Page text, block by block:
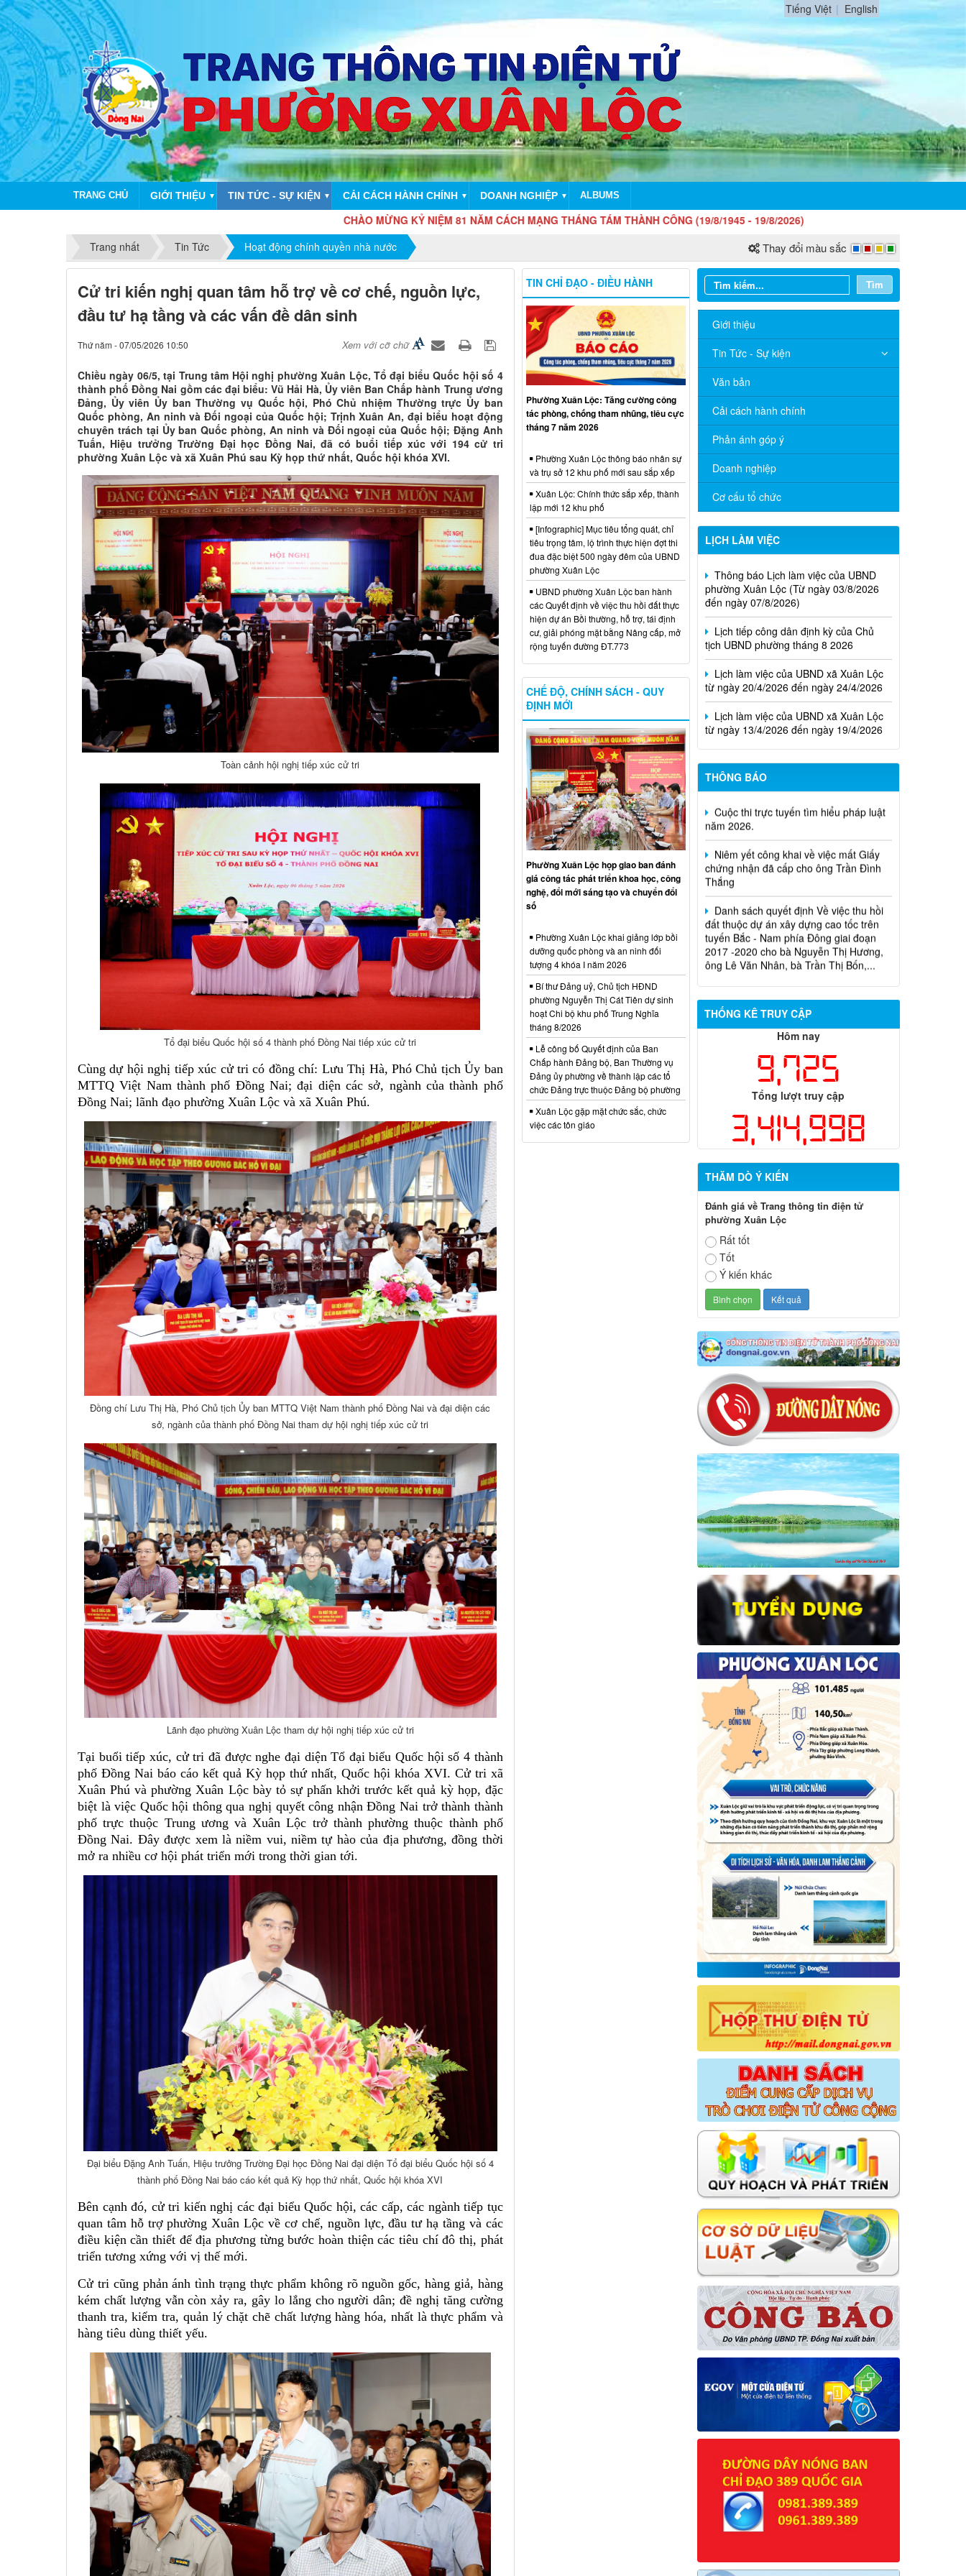
Tiếng Việt English
TRANG CHỦ GIỚI THIỆU ▼ TIN TỨC - SỰ KIỆN ▼ CẢI CÁCH HÀNH CHÍNH ▼ DOANH NGHIỆP ▼ ALBUMS
CHÀO MỪNG KỶ NIỆM 81 NĂM CÁCH MẠNG THÁNG TÁM THÀNH CÔNG (19/8/1945 - 19/8/2026)
Trang nhất
Tin Tức Hoạt động chính quyền nhà nước Thay đổi màu sắc
Cử tri kiến nghị quan tâm hỗ trợ về cơ chế, nguồn lực,
đầu tư hạ tầng và các vấn đề dân sinh
Thứ năm - 07/05/2026 10:50 Xem với cỡ chữ
Chiều ngày 06/5, tại Trung tâm Hội nghị phường Xuân Lộc, Tổ đại biểu Quốc hội số 4
thành phố Đồng Nai gồm các đại biểu: Vũ Hải Hà, Ủy viên Ban Chấp hành Trung ương
Đảng, Ủy viên Ủy ban Thường vụ Quốc hội, Phó Chủ nhiệm Thường trực Ủy ban
Quốc phòng, An ninh và Đối ngoại của Quốc hội; Trịnh Xuân An, đại biểu hoạt động
chuyên trách tại Ủy ban Quốc phòng, An ninh và Đối ngoại của Quốc hội; Đặng Anh
Tuấn, Hiệu trưởng Trường Đại học Đồng Nai, đã có buổi tiếp xúc với 194 cử tri
phường Xuân Lộc và xã Xuân Phú sau Kỳ họp thứ nhất, Quốc hội khóa XVI.
Toàn cảnh hội nghị tiếp xúc cử tri
Tổ đại biểu Quốc hội số 4 thành phố Đồng Nai tiếp xúc cử tri
Cùng dự hội nghị tiếp xúc cử tri có đồng chí: Lưu Thị Hà, Phó Chủ tịch Ủy ban
MTTQ Việt Nam thành phố Đồng Nai; đại diện các sở, ngành của thành phố
Đồng Nai; lãnh đạo phường Xuân Lộc và xã Xuân Phú.
Đồng chí Lưu Thị Hà, Phó Chủ tịch Ủy ban MTTQ Việt Nam thành phố Đồng Nai và đại diện các
sở, ngành của thành phố Đồng Nai tham dự hội nghị tiếp xúc cử tri
Lãnh đạo phường Xuân Lộc tham dự hội nghị tiếp xúc cử tri
Tại buổi tiếp xúc, cử tri đã được nghe đại diện Tổ đại biểu Quốc hội số 4 thành
phố Đồng Nai báo cáo kết quả Kỳ họp thứ nhất, Quốc hội khóa XVI. Cử tri xã
Xuân Phú và phường Xuân Lộc bày tỏ sự phấn khởi trước kết quả kỳ họp, đặc
biệt là việc Quốc hội thông qua nghị quyết công nhận Đồng Nai trở thành thành
phố trực thuộc Trung ương và Xuân Lộc trở thành phường thuộc thành phố
Đồng Nai. Đây được xem là niềm vui, niềm tự hào của địa phương, đồng thời
mở ra nhiều cơ hội phát triển mới trong thời gian tới.
Đại biểu Đặng Anh Tuấn, Hiệu trưởng Trường Đại học Đồng Nai đại diện Tổ đại biểu Quốc hội số 4
thành phố Đồng Nai báo cáo kết quả Kỳ họp thứ nhất, Quốc hội khóa XVI
Bên cạnh đó, cử tri kiến nghị các đại biểu Quốc hội, các cấp, các ngành tiếp tục
quan tâm hỗ trợ phường Xuân Lộc về cơ chế, nguồn lực, đầu tư hạ tầng và các
điều kiện cần thiết để địa phương từng bước hoàn thiện các tiêu chí đô thị, phát
triển tương xứng với vị thế mới.
Cử tri cũng phản ánh tình trạng thực phẩm không rõ nguồn gốc, hàng giả, hàng
kém chất lượng vẫn còn xảy ra, gây lo lắng cho người dân; đề nghị tăng cường
thanh tra, kiểm tra, quản lý chặt chẽ chất lượng hàng hóa, nhất là thực phẩm và
hàng tiêu dùng thiết yếu.
Tìm
Giới thiệu
Tin Tức - Sự kiện
Văn bản
Cải cách hành chính
Phản ánh góp ý
Doanh nghiệp
Cơ cấu tổ chức
LỊCH LÀM VIỆC
Thông báo Lịch làm việc của UBND
đến ngày 07/8/2026)
Lịch tiếp công dân định kỳ của Chủ
tịch UBND phường tháng 8 2026
Lịch làm việc của UBND xã Xuân Lộc
từ ngày 20/4/2026 đến ngày 24/4/2026
Lịch làm việc của UBND xã Xuân Lộc
từ ngày 13/4/2026 đến ngày 19/4/2026
THÔNG BÁO
Cuộc thi trực tuyến tìm hiểu pháp luật
năm 2026.
Niêm yết công khai về việc mất Giấy
chứng nhận đã cấp cho ông Trần Đình
Danh sách quyết định Về việc thu hồi
đất thuộc dự án xây dựng cao tốc trên
tuyến Bắc - Nam phía Đông giai đoạn
2017 -2020 cho bà Nguyễn Thị Hương,
ông Lê Văn Nhân, bà Trần Thị Bốn,...
Quyết định xử phạt vi phạm hành
chính trong lĩnh vực đất đai đối với ông
Trần Hồng Phước
THỐNG KÊ TRUY CẬP
Hôm nay
9,725
Tổng lượt truy cập
3,414,998
THĂM DÒ Ý KIẾN
Đánh giá về Trang thông tin điện tử
phường Xuân Lộc
Rất tốt
Tốt
Ý kiến khác
TIN CHỈ ĐẠO - ĐIỀU HÀNH
Phường Xuân Lộc: Tăng cường công
tác phòng, chống tham nhũng, tiêu cực
tháng 7 năm 2026
Phường Xuân Lộc thông báo nhân sự
và trụ sở 12 khu phố mới sau sắp xếp
Xuân Lộc: Chính thức sắp xếp, thành
lập mới 12 khu phố
[Infographic] Mục tiêu tổng quát, chỉ
tiêu trọng tâm, lộ trình thực hiện đợt thi
đua đặc biệt 500 ngày đêm của UBND
phường Xuân Lộc
UBND phường Xuân Lộc ban hành
các Quyết định về việc thu hồi đất thực
hiện dự án Bồi thường, hỗ trợ, tái định
cư, giải phóng mặt bằng Nâng cấp, mở
rộng tuyến đường ĐT.773
CHẾ ĐỘ, CHÍNH SÁCH - QUY
ĐỊNH MỚI
Phường Xuân Lộc họp giao ban đánh
giá công tác phát triển khoa học, công
nghệ, đổi mới sáng tạo và chuyển đổi
số
Phường Xuân Lộc khai giảng lớp bồi
dưỡng quốc phòng và an ninh đối
tượng 4 khóa I năm 2026
Bí thư Đảng uỷ, Chủ tịch HĐND
phường Nguyễn Thị Cát Tiên dự sinh
hoạt Chi bộ khu phố Trung Nghĩa
tháng 8/2026
Lễ công bố Quyết định của Ban
Chấp hành Đảng bộ, Ban Thường vụ
Đảng ủy phường về thành lập các tổ
chức Đảng trực thuộc Đảng bộ phường
Xuân Lộc gặp mặt chức sắc, chức
việc các tôn giáo